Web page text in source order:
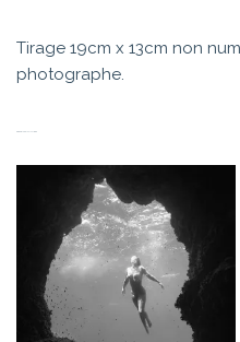
Tirage 19cm x 13cm non
photographe.